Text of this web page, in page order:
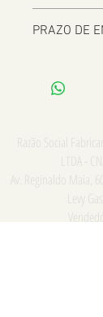
PRAZO DE
Localização
Razão Social
LTDA -
Av. Reginaldo Maia,
Levy